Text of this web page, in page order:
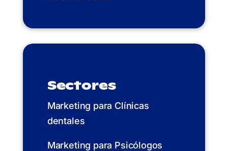
Sectores
Marketing para Clínicas
dentales
Marketing para Psicólogos